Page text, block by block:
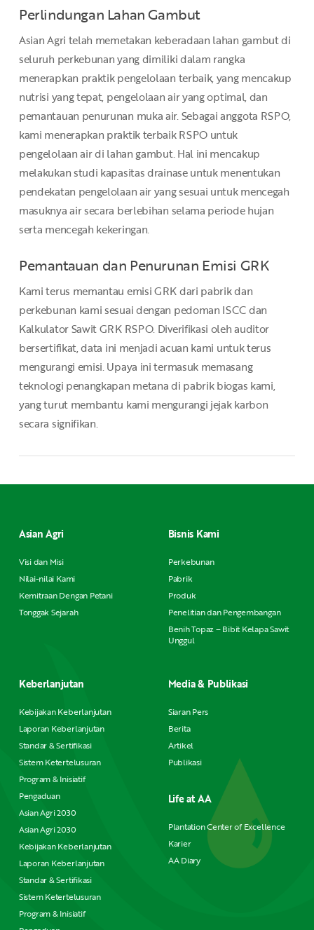
Perlindungan Lahan Gambut
Asian Agri telah memetakan keberadaan lahan gambut di
seluruh perkebunan yang dimiliki dalam rangka
menerapkan praktik pengelolaan terbaik, yang mencakup
nutrisi yang tepat, pengelolaan air yang optimal, dan
pemantauan penurunan muka air. Sebagai anggota RSPO,
kami menerapkan praktik terbaik RSPO untuk
pengelolaan air di lahan gambut. Hal ini mencakup
melakukan studi kapasitas drainase untuk menentukan
pendekatan pengelolaan air yang sesuai untuk mencegah
masuknya air secara berlebihan selama periode hujan
serta mencegah kekeringan.
Pemantauan dan Penurunan Emisi GRK
Kami terus memantau emisi GRK dari pabrik dan
perkebunan kami sesuai dengan pedoman ISCC dan
Kalkulator Sawit GRK RSPO. Diverifikasi oleh auditor
bersertifikat, data ini menjadi acuan kami untuk terus
mengurangi emisi. Upaya ini termasuk memasang
teknologi penangkapan metana di pabrik biogas kami,
yang turut membantu kami mengurangi jejak karbon
secara signifikan.
Asian Agri
Visi dan Misi
Nilai-nilai Kami
Kemitraan Dengan Petani
Tonggak Sejarah
Bisnis Kami
Perkebunan
Pabrik
Produk
Penelitian dan Pengembangan
Benih Topaz – Bibit Kelapa Sawit
Unggul
Keberlanjutan
Kebijakan Keberlanjutan
Laporan Keberlanjutan
Standar & Sertifikasi
Sistem Ketertelusuran
Program & Inisiatif
Pengaduan
Asian Agri 2030
Asian Agri 2030
Kebijakan Keberlanjutan
Laporan Keberlanjutan
Standar & Sertifikasi
Sistem Ketertelusuran
Program & Inisiatif
Media & Publikasi
Siaran Pers
Berita
Artikel
Publikasi
Life at AA
Plantation Center of Excellence
Karier
AA Diary